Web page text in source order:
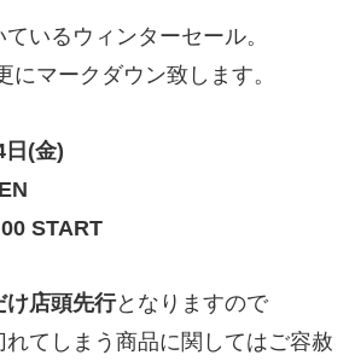
いるウィンターセール。
にマークダウン致します。
日(金)
START
け店頭先行となりますので
れてしまう商品に関してはご容赦